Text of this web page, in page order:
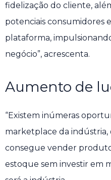
fidelização do cliente,
potenciais consumidores
plataforma,
negócio”, acrescenta.
Aumento de
“Existem inúmeras
marketplace da indústria,
consegue vender
estoque sem investir em